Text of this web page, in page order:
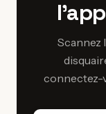
grammes.
spécialisés et les
et conventions
dénicher des
meilleurs que sur
Scannez
connectez-